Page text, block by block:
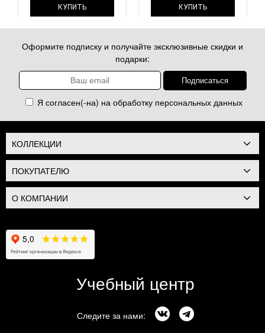
КУПИТЬ КУПИТЬ
Оформите подписку и получайте эксклюзивные скидки и
подарки:
Я согласен(-на) на обработку персональных данных
КОЛЛЕКЦИИ
ПОКУПАТЕЛЮ
О КОМПАНИИ
Учебный центр
Следите за нами: